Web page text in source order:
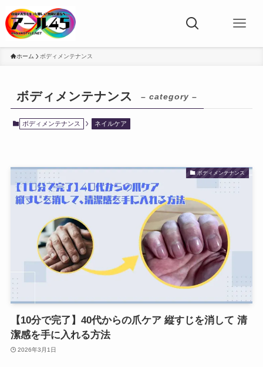
ホーム ボディメンテナンス
ボディメンテナンス – category –
ボディメンテナンス ネイルケア
ボディメンテナンス
【10分で完了】40代からの爪ケア 縦すじを消して 清
潔感を手に入れる方法
2026年3月1日